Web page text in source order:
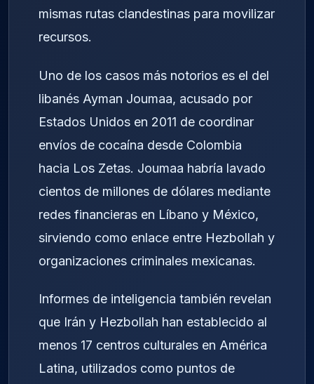
mismas rutas clandestinas para movilizar
recursos.
Uno de los casos más notorios es el del
libanés Ayman Joumaa, acusado por
Estados Unidos en 2011 de coordinar
envíos de cocaína desde Colombia
hacia Los Zetas. Joumaa habría lavado
cientos de millones de dólares mediante
redes financieras en Líbano y México,
sirviendo como enlace entre Hezbollah y
organizaciones criminales mexicanas.
Informes de inteligencia también revelan
que Irán y Hezbollah han establecido al
menos 17 centros culturales en América
Latina, utilizados como puntos de